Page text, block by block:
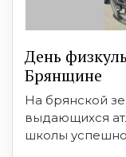
День
Брянщине
На брянской
выдающихся
школы успешно